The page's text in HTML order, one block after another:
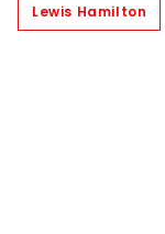
Lewis Hamilton